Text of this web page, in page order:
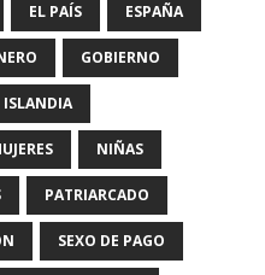
EL PAÍS ESPAÑA
GOBIERNO
ISLANDIA
NIÑAS
PATRIARCADO
SEXO DE PAGO